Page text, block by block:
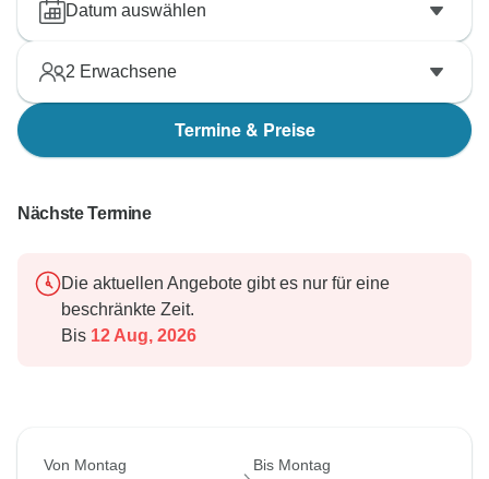
Datum auswählen
2 Erwachsene
Termine & Preise
Nächste Termine
Die aktuellen Angebote gibt es nur für eine
beschränkte Zeit.
Bis 12 Aug, 2026
Von Montag Bis Montag